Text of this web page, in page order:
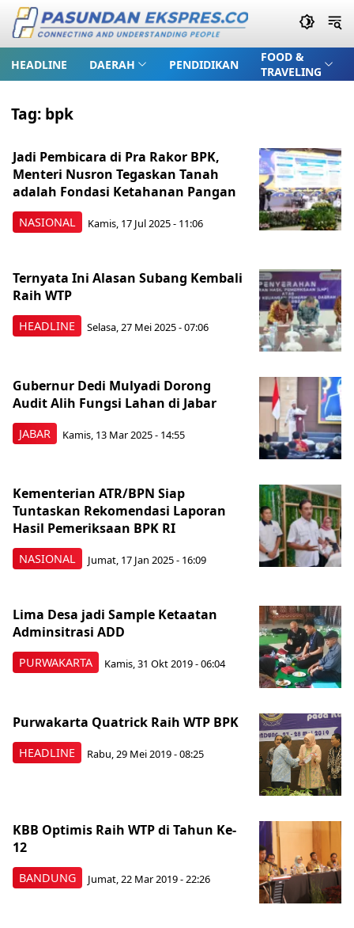
HEADLINE DAERAH PENDIDIKAN
FOOD &
TRAVELING
Tag: bpk
NASIONAL
Jadi Pembicara di Pra Rakor BPK,
Menteri Nusron Tegaskan Tanah
adalah Fondasi Ketahanan Pangan
Kamis, 17 Jul 2025 - 11:06
HEADLINE
Ternyata Ini Alasan Subang Kembali
Raih WTP
Selasa, 27 Mei 2025 - 07:06
JABAR
Gubernur Dedi Mulyadi Dorong
Audit Alih Fungsi Lahan di Jabar
Kamis, 13 Mar 2025 - 14:55
NASIONAL
Kementerian ATR/BPN Siap
Tuntaskan Rekomendasi Laporan
Hasil Pemeriksaan BPK RI
Jumat, 17 Jan 2025 - 16:09
PURWAKARTA
Lima Desa jadi Sample Ketaatan
Adminsitrasi ADD
Kamis, 31 Okt 2019 - 06:04
HEADLINE
Purwakarta Quatrick Raih WTP BPK
Rabu, 29 Mei 2019 - 08:25
BANDUNG
KBB Optimis Raih WTP di Tahun Ke-
12
Jumat, 22 Mar 2019 - 22:26